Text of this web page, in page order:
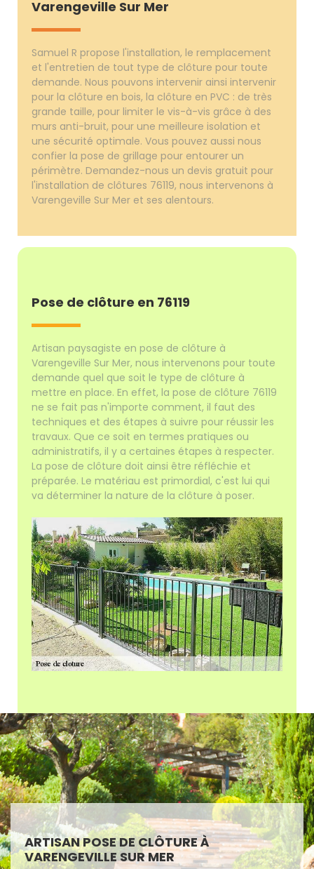
Varengeville Sur Mer
Samuel R propose l'installation, le remplacement
et l'entretien de tout type de clôture pour toute
demande. Nous pouvons intervenir ainsi intervenir
pour la clôture en bois, la clôture en PVC : de très
grande taille, pour limiter le vis-à-vis grâce à des
murs anti-bruit, pour une meilleure isolation et
une sécurité optimale. Vous pouvez aussi nous
confier la pose de grillage pour entourer un
périmètre. Demandez-nous un devis gratuit pour
l'installation de clôtures 76119, nous intervenons à
Varengeville Sur Mer et ses alentours.
Pose de clôture en 76119
Artisan paysagiste en pose de clôture à
Varengeville Sur Mer, nous intervenons pour toute
demande quel que soit le type de clôture à
mettre en place. En effet, la pose de clôture 76119
ne se fait pas n'importe comment, il faut des
techniques et des étapes à suivre pour réussir les
travaux. Que ce soit en termes pratiques ou
administratifs, il y a certaines étapes à respecter.
La pose de clôture doit ainsi être réfléchie et
préparée. Le matériau est primordial, c'est lui qui
va déterminer la nature de la clôture à poser.
ARTISAN POSE DE CLÔTURE À
VARENGEVILLE SUR MER